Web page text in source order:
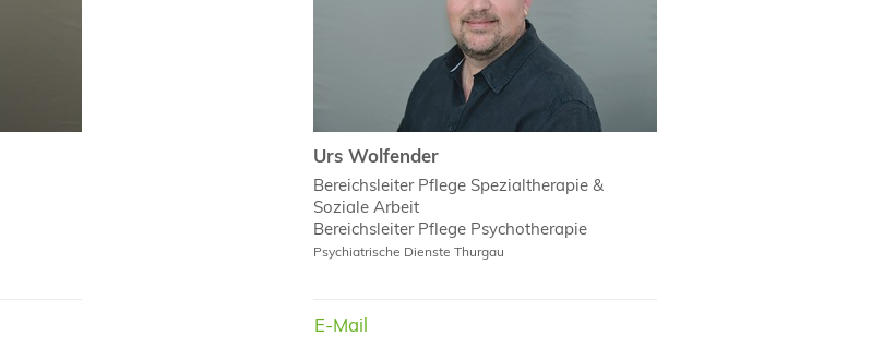
Urs Wolfender
Bereichsleiter Pflege Spezialtherapie &
Soziale Arbeit
Bereichsleiter Pflege Psychotherapie
Psychiatrische Dienste Thurgau
E-Mail
E-Mail